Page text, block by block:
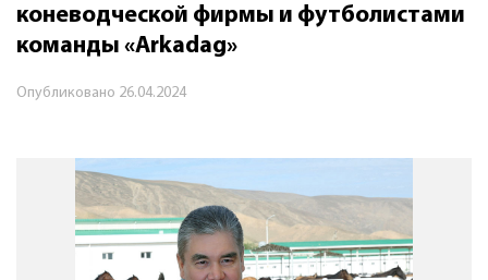
коневодческой фирмы и футболистами
команды «Arkadag»
Опубликовано 26.04.2024